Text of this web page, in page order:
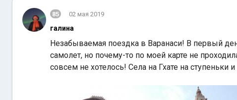
85 02 мая 2019
галина
Незабываемая поездка в Варанаси! В первый
самолет, но почему-то по моей карте не
совсем не хотелось! Села на Гхате на